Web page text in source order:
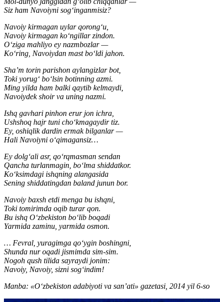
Siz ham Navoiyni sog‘inganmisiz?
Navoiy kirmagan uylar qorong‘u,
Navoiy kirmagan ko‘ngillar zindon.
O‘ziga mahliyo ey nazmbozlar —
Ko‘ring, Navoiydan mast bo‘ldi jahon.
Sha’m torin parishon aylangizlar bot,
Toki yorug‘ bo‘lsin botinning azmi.
Ming yilda ham balki qaytib kelmaydi,
Navoiydek shoir va uning nazmi.
Ishq gavhari pinhon erur jon ichra,
Ushshoq hajr tuni cho‘kmagaydir tiz.
Ey, oshiqlik dardin ermak bilganlar —
Hali Navoiyni o‘qimagansiz…
Ey dolg‘ali asr, qo‘rqmasman sendan
Qancha turlanmagin, bo‘lma shiddatkor.
Ko‘ksimdagi ishqning alangasida
Sening shiddatingdan baland junun bor.
Navoiy baxsh etdi menga bu ishqni,
Toki tomirimda oqib turar qon.
Bu ishq O‘zbekiston bo‘lib boqadi
Yarmida zaminu, yarmida osmon.
… Fevral, yuragimga qo‘ygin boshingni,
Shunda nur oqadi jismimda sim-sim.
Nogoh qush tilida sayraydi jonim:
Navoiy, Navoiy, sizni sog‘indim!
Manba: «O‘zbekiston adabiyoti va san’ati» gazetasi, 2014 yil 6-so